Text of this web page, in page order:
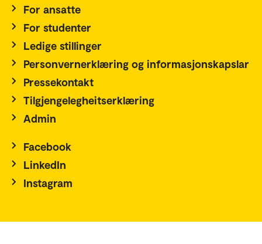
For ansatte
For studenter
Ledige stillinger
Personvernerklæring og informasjonskapslar
Pressekontakt
Tilgjengelegheitserklæring
Admin
Facebook
LinkedIn
Instagram